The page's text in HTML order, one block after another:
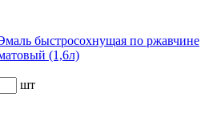
быстросохнущая по ржавчине
(1,6л)
шт